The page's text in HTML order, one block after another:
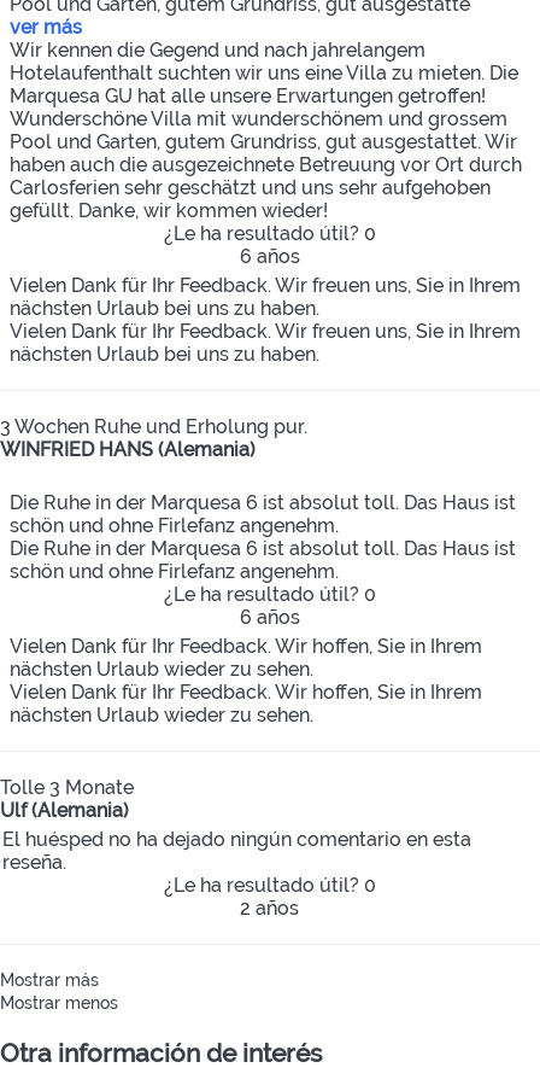
ver más
Wir kennen die Gegend und nach jahrelangem
Hotelaufenthalt suchten wir uns eine Villa zu mieten. Die
Marquesa GU hat alle unsere Erwartungen getroffen!
Wunderschöne Villa mit wunderschönem und grossem
Pool und Garten, gutem Grundriss, gut ausgestattet. Wir
haben auch die ausgezeichnete Betreuung vor Ort durch
Carlosferien sehr geschätzt und uns sehr aufgehoben
gefüllt. Danke, wir kommen wieder!
¿Le ha resultado útil? 0
6 años
Vielen Dank für Ihr Feedback. Wir freuen uns, Sie in Ihrem
nächsten Urlaub bei uns zu haben.
Vielen Dank für Ihr Feedback. Wir freuen uns, Sie in Ihrem
nächsten Urlaub bei uns zu haben.
3 Wochen Ruhe und Erholung pur.
WINFRIED HANS (Alemania)
Die Ruhe in der Marquesa 6 ist absolut toll. Das Haus ist
schön und ohne Firlefanz angenehm.
Die Ruhe in der Marquesa 6 ist absolut toll. Das Haus ist
schön und ohne Firlefanz angenehm.
¿Le ha resultado útil? 0
6 años
Vielen Dank für Ihr Feedback. Wir hoffen, Sie in Ihrem
nächsten Urlaub wieder zu sehen.
Vielen Dank für Ihr Feedback. Wir hoffen, Sie in Ihrem
nächsten Urlaub wieder zu sehen.
Tolle 3 Monate
Ulf (Alemania)
El huésped no ha dejado ningún comentario en esta
reseña.
¿Le ha resultado útil? 0
2 años
Mostrar más
Mostrar menos
Otra información de interés